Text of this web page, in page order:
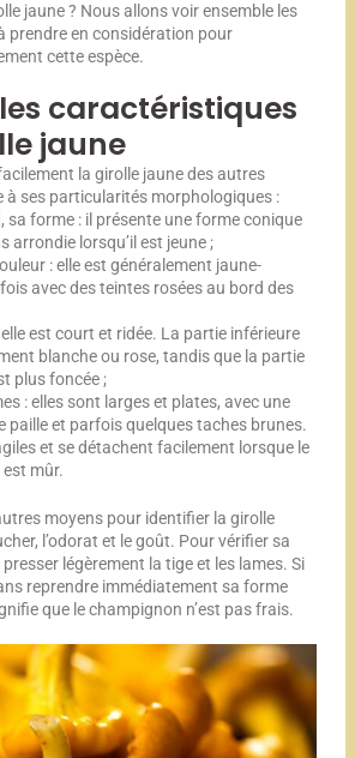
jaune ? Nous allons voir ensemble les
prendre en considération pour
cette espèce.
caractéristiques
jaune
la girolle jaune des autres
à ses particularités morphologiques :
sa forme : il présente une forme conique
arrondie lorsqu’il est jeune ;
: elle est généralement jaune-
avec des teintes rosées au bord des
est court et ridée. La partie inférieure
blanche ou rose, tandis que la partie
plus foncée ;
: elles sont larges et plates, avec une
paille et parfois quelques taches brunes.
et se détachent facilement lorsque le
mûr.
moyens pour identifier la girolle
l’odorat et le goût. Pour vérifier sa
légèrement la tige et les lames. Si
reprendre immédiatement sa forme
que le champignon n’est pas frais.